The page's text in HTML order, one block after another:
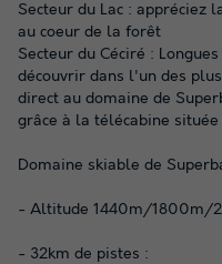
Secteur du Lac : appréciez
au coeur de la forêt
Secteur du Céciré :
découvrir dans l'un des
direct au domaine de
grâce à la télécabine
Domaine skiable de
- Altitude 1440m/1800m/
- 32km de pistes :